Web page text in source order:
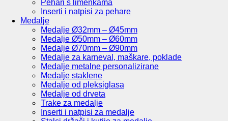
Pehari s limenkama
Inserti i natpisi za pehare
Medalje
Medalje Ø32mm – Ø45mm
Medalje Ø50mm – Ø60mm
Medalje Ø70mm – Ø90mm
Medalje za karneval, maškare, poklade
Medalje metalne personalizirane
Medalje staklene
Medalje od pleksiglasa
Medalje od drveta
Trake za medalje
Inserti i natpisi za medalje